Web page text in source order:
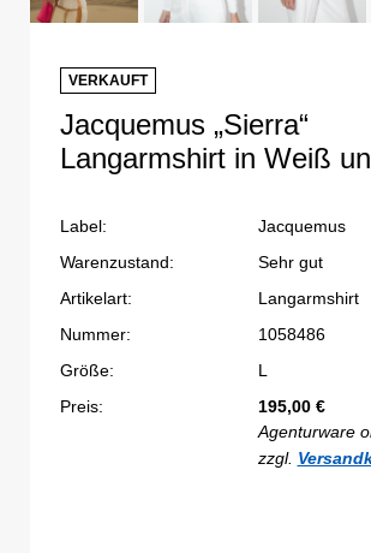
VERKAUFT
Jacquemus „Sierra“
Langarmshirt in Weiß
Label:
Jacquemus
Warenzustand:
Sehr gut
Artikelart:
Langarmshirt
Nummer:
1058486
Größe:
L
Preis:
195,00 €
Agenturware
zzgl.